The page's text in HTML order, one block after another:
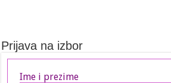
Prijava na izbor
Ime i prezime